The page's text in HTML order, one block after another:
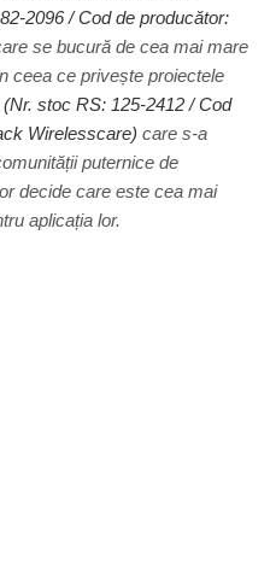
2096 / Cod de producător:
se bucură de cea mai mare
ceea ce privește proiectele
stoc RS: 125-2412 / Cod
Wirelesscare) care s-a
puternice de
decide care este cea mai
aplicația lor.